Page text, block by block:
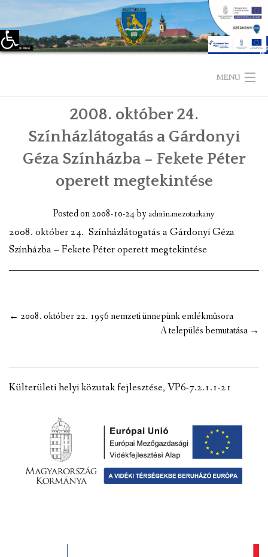
Eszköztár megnyitása
MENU
ÖNKORMÁNYZAT
NEMZETISÉGI ÖNKORMÁNYZAT
PÁLYÁZATOK
ÓVODA ÉS MINI BÖLCSŐDE
2008. október 24.
Színházlátogatás a Gárdonyi
Géza Színházba – Fekete Péter
operett megtekintése
Posted on2008-10-24byadmin.mezotarkany
2008. október 24. Színházlátogatás a Gárdonyi Géza
Színházba – Fekete Péter operett megtekintése
Post
← 2008. október 22. 1956 nemzeti ünnepünk emlékmûsora
A település bemutatása →
Külterületi helyi közutak fejlesztése, VP6-7.2.1.1-21